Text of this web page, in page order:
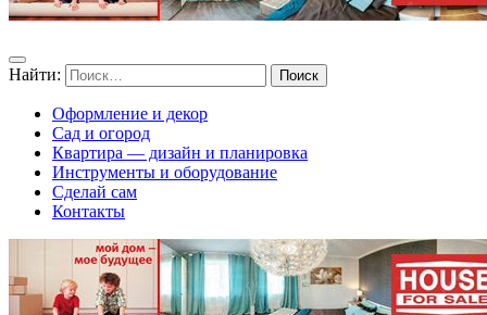
Найти:
Оформление и декор
Сад и огород
Квартира — дизайн и планировка
Инструменты и оборудование
Сделай сам
Контакты